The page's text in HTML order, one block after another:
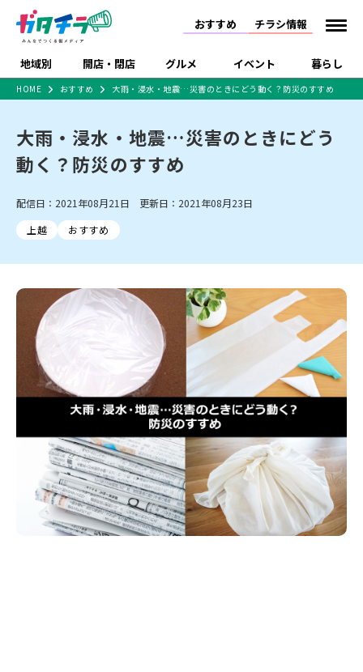
おすすめ チラシ情報
地域別 開店・閉店 グルメ イベント 暮らし
新潟市 下越
新潟市中央区 新潟市東区 新潟市西区
新潟市北区
新潟市南区
新潟市江南区 新潟市秋葉区
新潟市西蒲区
村上・関川
新発田・聖籠
胎内・粟島
三条・加茂・田上
五泉・阿賀野・阿賀
燕・弥彦
長岡・見附
小千谷・十日町・津南
魚沼・南魚沼・湯沢
柏崎・刈羽・出雲崎
上越・妙高・糸魚川
開店 閉店
新潟市・開店
新潟市・閉店
ラーメン 現地レポート
ご当地グルメ テイクアウト
季節・期間限定
カフェ
パン・ベーカリー
タレカツ・豚カツ
デカ盛り・大盛り
旨辛・激辛
定食・町定食 海鮮・鮨
そば・うどん
日本酒・新潟清酒
ワイン・クラフトビール
ケーキ・パフェ
ビアガーデン・暑気払い
忘新年会・歓送迎会
体験・販売 祭り・伝統行事
酒月
セミナー・講演会 子ども向け
入場無料
住宅展示場
完成見学会 学生スポーツ アルビレックス
施設・ショップ
住宅メーカー・工務
食品メーカー・県産
品
観光スポット
温泉・入浴 ホテル
水族館
リラクゼーション・整体
スキー場
リユース・買取
病院・クリニック
イオンモール
ビルボードプレイスBP
新潟伊勢丹
リバーサイド千秋
パティオPATIO
セツコママ ランキング
開店まとめ
閉店まとめ 人気記事まとめ
定食まとめ
ラーメンまとめ
飲食店まとめ
ショッピングモール・
インテリア・雑貨
外食・テイクアウト
新車・中古車・カー用品
旅行・レジャー
家電・携帯電話
冠婚葬祭
習い事・塾
求人
官公庁・自治体
新潟市 チラシ
長岡・見附 チラシ
上越・妙高・糸魚川 チラシ
注目 チラシ
週末セール
オープン・リニューアルセール
周年祭・感謝祭セール
年末・初売りセール
HOME おすすめ 大雨・浸水・地震…災害のときにどう動く？防災のすすめ
大雨・浸水・地震…災害のときにどう
動く？防災のすすめ
配信日：2021年08月21日 更新日：2021年08月23日
上越
おすすめ